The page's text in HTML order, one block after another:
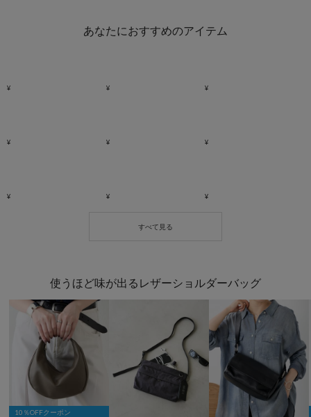
あなたにおすすめのアイテム
使うほど味が出るレザーショルダーバッグ
10％OFFクーポン